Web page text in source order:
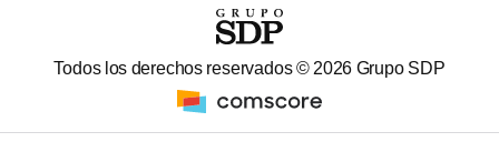
Todos los derechos reservados © 2026 Grupo SDP